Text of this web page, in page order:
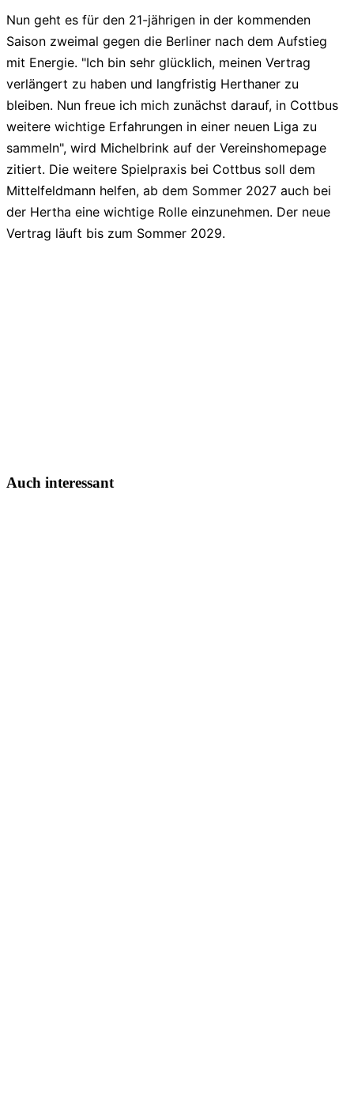
Nun geht es für den 21-jährigen in der kommenden
Saison zweimal gegen die Berliner nach dem Aufstieg
mit Energie. "Ich bin sehr glücklich, meinen Vertrag
verlängert zu haben und langfristig Herthaner zu
bleiben. Nun freue ich mich zunächst darauf, in Cottbus
weitere wichtige Erfahrungen in einer neuen Liga zu
sammeln", wird Michelbrink auf der Vereinshomepage
zitiert. Die weitere Spielpraxis bei Cottbus soll dem
Mittelfeldmann helfen, ab dem Sommer 2027 auch bei
der Hertha eine wichtige Rolle einzunehmen. Der neue
Vertrag läuft bis zum Sommer 2029.
Auch interessant